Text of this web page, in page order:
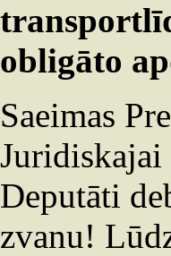
obligāto
Saeimas
Deputāti
zvanu!